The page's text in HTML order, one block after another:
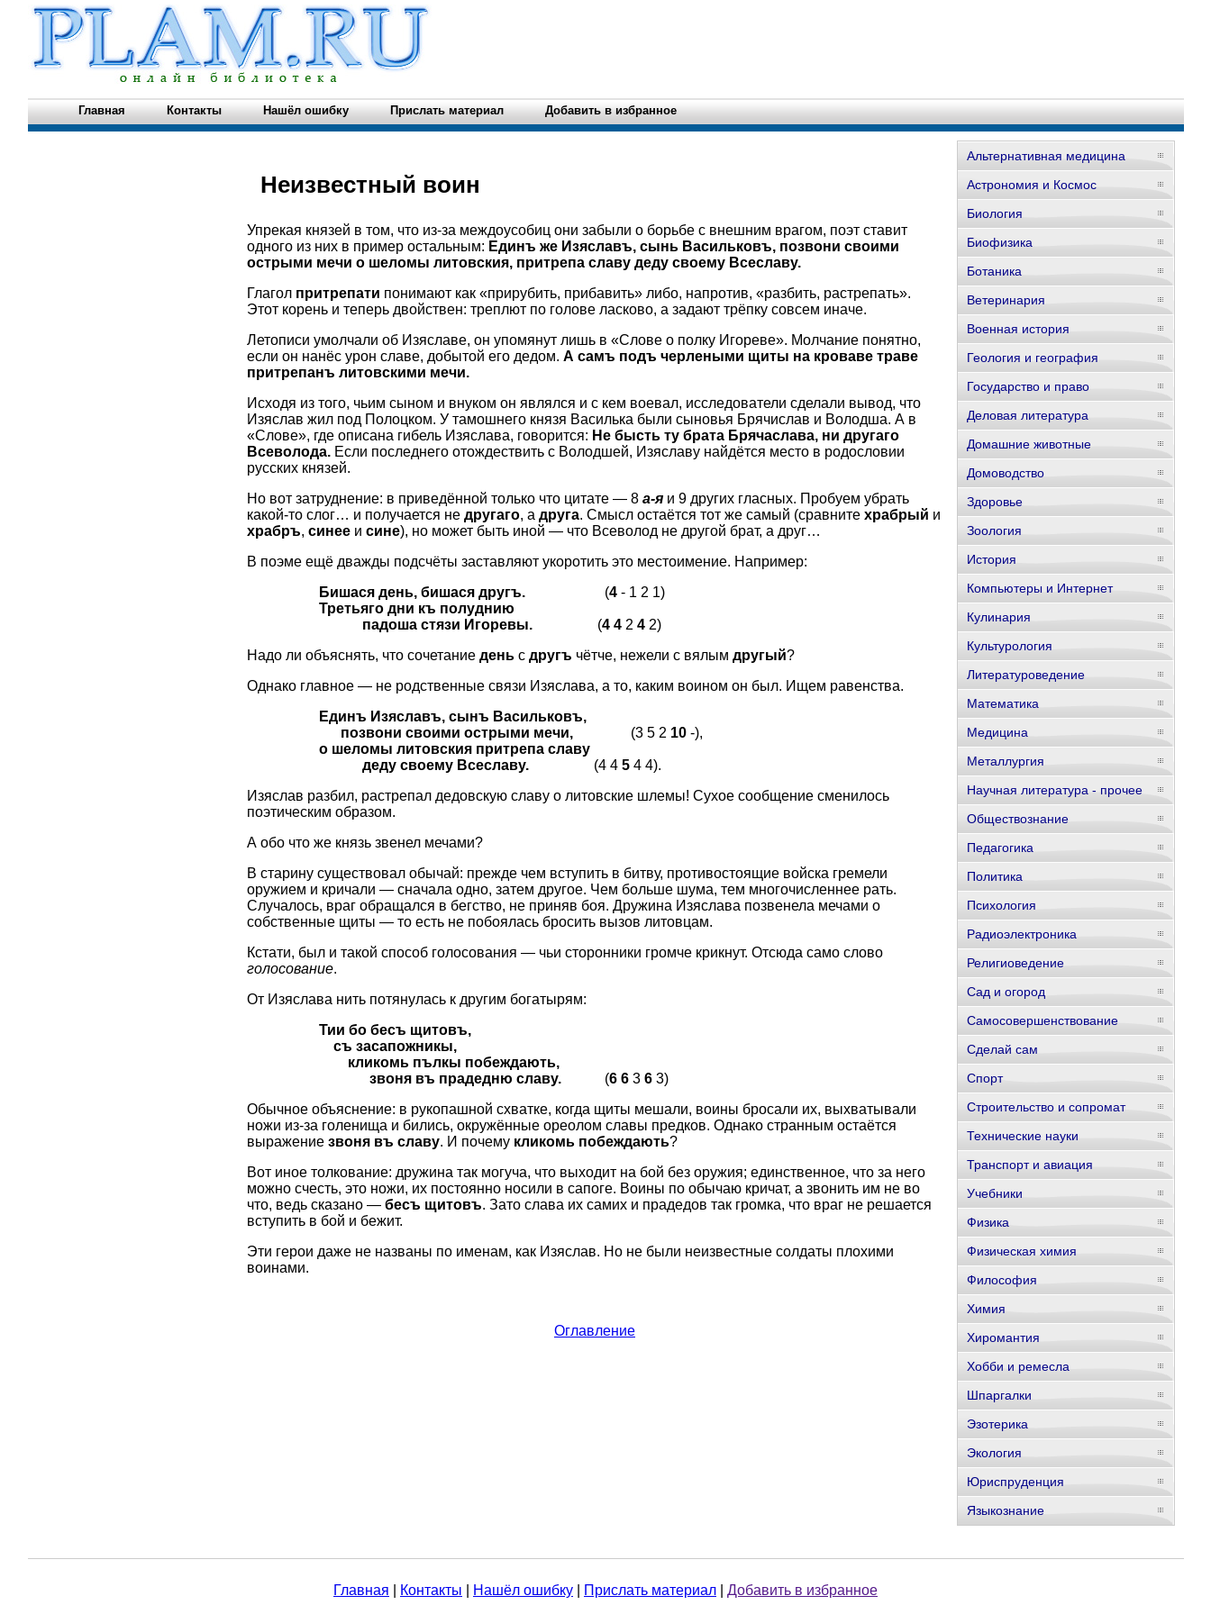
Главная Контакты Нашёл ошибку Прислать материал Добавить в избранное
Неизвестный воин
Упрекая князей в том, что из-за междоусобиц они забыли о борьбе с внешним врагом, поэт ставит
одного из них в пример остальным: Единъ же Изяславъ, сынь Васильковъ, позвони своими
острыми мечи о шеломы литовския, притрепа славу деду своему Всеславу.
Глагол притрепати понимают как «прирубить, прибавить» либо, напротив, «разбить, растрепать».
Этот корень и теперь двойствен: треплют по голове ласково, а задают трёпку совсем иначе.
Летописи умолчали об Изяславе, он упомянут лишь в «Слове о полку Игореве». Молчание понятно,
если он нанёс урон славе, добытой его дедом. А самъ подъ черлеными щиты на кроваве траве
притрепанъ литовскими мечи.
Исходя из того, чьим сыном и внуком он являлся и с кем воевал, исследователи сделали вывод, что
Изяслав жил под Полоцком. У тамошнего князя Василька были сыновья Брячислав и Володша. А в
«Слове», где описана гибель Изяслава, говорится: Не бысть ту брата Брячаслава, ни другаго
Всеволода.Если последнего отождествить с Володшей, Изяславу найдётся место в родословии
русских князей.
Но вот затруднение: в приведённой только что цитате — 8 а-яи 9 других гласных. Пробуем убрать
какой-то слог… и получается не другаго, а друга. Смысл остаётся тот же самый (сравните храбрый и
храбръ, синееи сине), но может быть иной — что Всеволод не другой брат, а друг…
В поэме ещё дважды подсчёты заставляют укоротить это местоимение. Например:
Бишася день, бишася другъ.(4- 1 2 1)
Третьяго дни къ полуднию
падоша стязи Игоревы.(4 42 42)
Надо ли объяснять, что сочетание деньс другъ чётче, нежели с вялым другый?
Однако главное — не родственные связи Изяслава, а то, каким воином он был. Ищем равенства.
Единъ Изяславъ, сынъ Васильковъ,
позвони своими острыми мечи,(3 5 2 10-),
о шеломы литовския притрепа славу
деду своему Всеславу.(4 4 54 4).
Изяслав разбил, растрепал дедовскую славу о литовские шлемы! Сухое сообщение сменилось
поэтическим образом.
А обо что же князь звенел мечами?
В старину существовал обычай: прежде чем вступить в битву, противостоящие войска гремели
оружием и кричали — сначала одно, затем другое. Чем больше шума, тем многочисленнее рать.
Случалось, враг обращался в бегство, не приняв боя. Дружина Изяслава позвенела мечами о
собственные щиты — то есть не побоялась бросить вызов литовцам.
Кстати, был и такой способ голосования — чьи сторонники громче крикнут. Отсюда само слово
голосование.
От Изяслава нить потянулась к другим богатырям:
Тии бо бесъ щитовъ,
съ засапожникы,
кликомь пълкы побеждають,
звоня въ прадедню славу.(6 63 63)
Обычное объяснение: в рукопашной схватке, когда щиты мешали, воины бросали их, выхватывали
ножи из-за голенища и бились, окружённые ореолом славы предков. Однако странным остаётся
выражение звоня въ славу. И почему кликомь побеждають?
Вот иное толкование: дружина так могуча, что выходит на бой без оружия; единственное, что за него
можно счесть, это ножи, их постоянно носили в сапоге. Воины по обычаю кричат, а звонить им не во
что, ведь сказано — бесъ щитовъ. Зато слава их самих и прадедов так громка, что враг не решается
вступить в бой и бежит.
Эти герои даже не названы по именам, как Изяслав. Но не были неизвестные солдаты плохими
воинами.
Оглавление
Альтернативная медицина
Астрономия и Космос
Биология
Биофизика
Ботаника
Ветеринария
Военная история
Геология и география
Государство и право
Деловая литература
Домашние животные
Домоводство
Здоровье
Зоология
История
Компьютеры и Интернет
Кулинария
Культурология
Литературоведение
Математика
Медицина
Металлургия
Научная литература - прочее
Обществознание
Педагогика
Политика
Психология
Радиоэлектроника
Религиоведение
Сад и огород
Самосовершенствование
Сделай сам
Спорт
Строительство и сопромат
Технические науки
Транспорт и авиация
Учебники
Физика
Физическая химия
Философия
Химия
Хиромантия
Хобби и ремесла
Шпаргалки
Эзотерика
Экология
Юриспруденция
Языкознание
Главная Контакты Нашёл ошибку Прислать материал Добавить в избранное